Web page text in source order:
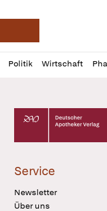
Deutsche
Politik Wirtschaft
Profil
öffnen
Daz
Pur
Deutscher
Service
Newsletter
Über uns